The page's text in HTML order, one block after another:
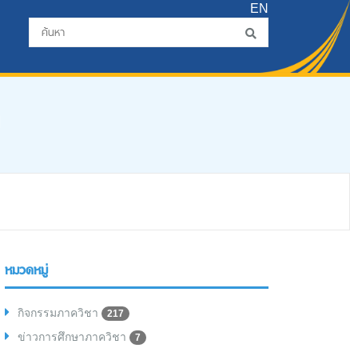
EN
หมวดหมู่
กิจกรรมภาควิชา 217
ข่าวการศึกษาภาควิชา 7